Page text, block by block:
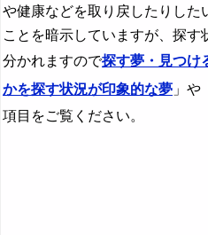
や健康などを取り戻したりした
ことを暗示していますが、探
分かれますので探す夢・見つけ
かを探す状況が印象的な夢 」や
項目をご覧ください。